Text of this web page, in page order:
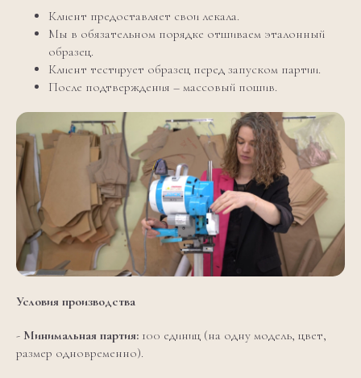
Клиент предоставляет свои лекала.
Мы в обязательном порядке отшиваем эталонный
образец.
Клиент тестирует образец перед запуском партии.
После подтверждения – массовый пошив.
Условия производства
- Минимальная партия: 100 единиц (на одну модель, цвет,
размер одновременно).